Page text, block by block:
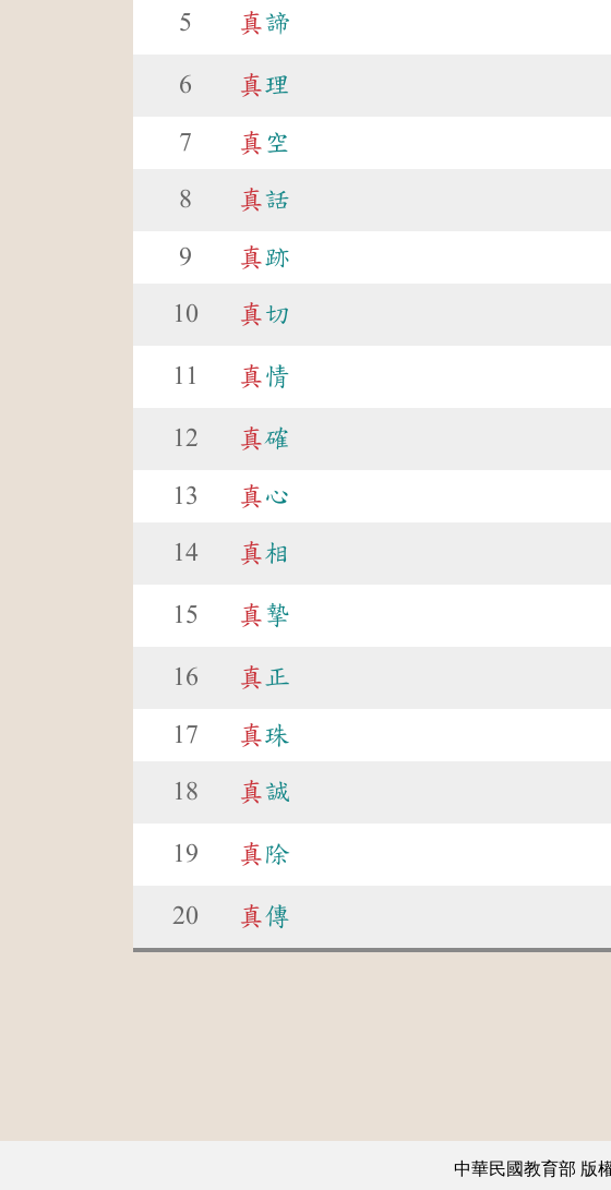
5 真諦
6 真理
7 真 空
8 真話
9 真跡
10 真切
11 真情
12 真確
13 真心
14 真相
15 真 摯
16 真 正
17 真珠
18 真誠
19 真除
20 真傳
中華民國教育部 版